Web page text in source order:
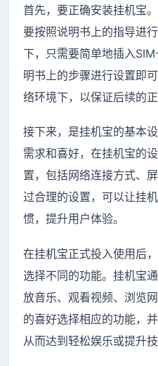
首先，要正确安装挂机宝
要按照说明书上的指导进
下，只需要简单地插入
明书上的步骤进行设置即
络环境下，以保证后续的正
接下来，是挂机宝的基本
需求和喜好，在挂机宝的
置，包括网络连接方式、
过合理的设置，可以让挂
惯，提升用户体验。
在挂机宝正式投入使用后
选择不同的功能。挂机宝
放音乐、观看视频、浏览
的喜好选择相应的功能，
从而达到轻松娱乐或提升技